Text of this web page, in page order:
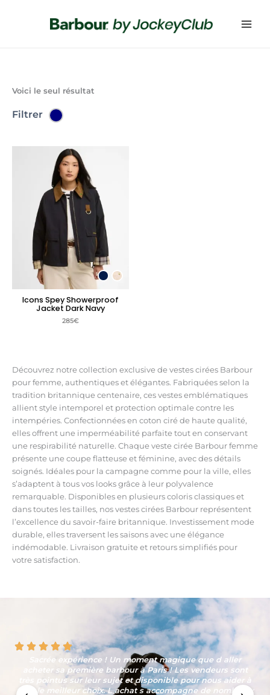
Voici le seul résultat
Filtrer
Icons Spey Showerproof
Jacket Dark Navy
285€
Découvrez notre collection exclusive de vestes cirées Barbour
pour femme, authentiques et élégantes. Fabriquées selon la
tradition britannique centenaire, ces vestes emblématiques
allient style intemporel et protection optimale contre les
intempéries. Confectionnées en coton ciré de haute qualité,
elles offrent une imperméabilité parfaite tout en conservant
une respirabilité naturelle. Chaque veste cirée Barbour femme
présente une coupe flatteuse et féminine, avec des détails
soignés. Idéales pour la campagne comme pour la ville, elles
s’adaptent à tous vos looks grâce à leur polyvalence
remarquable. Disponibles en plusieurs coloris classiques et
dans toutes les tailles, nos vestes cirées Barbour représentent
l’excellence du savoir-faire britannique. Investissement mode
durable, elles traversent les saisons avec une élégance
indémodable. Livraison gratuite et retours simplifiés pour
votre satisfaction.
Sacrée expérience ! Un moment magique que d aller
acheter sa première barbour à Paris ! Les vendeurs sont
très pointus sur leur sujet et disponible pour nous aider à
faire le meilleur choix. L achat s accompagne de nombreux